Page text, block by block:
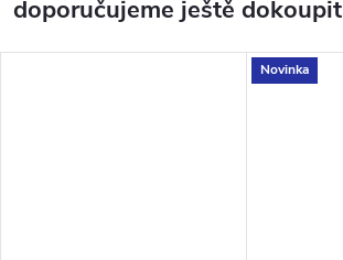
doporučujeme ještě dokoupit
Novinka